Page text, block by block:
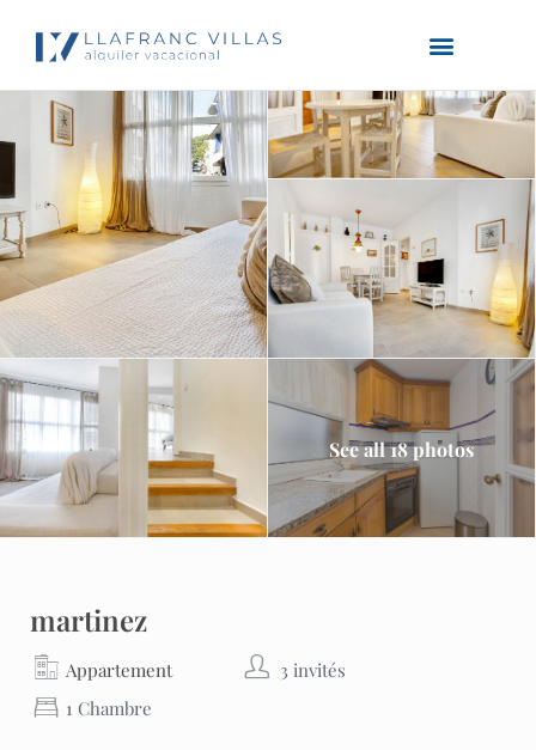
See all 18 photos
martinez
Appartement
3 invités
1 Chambre